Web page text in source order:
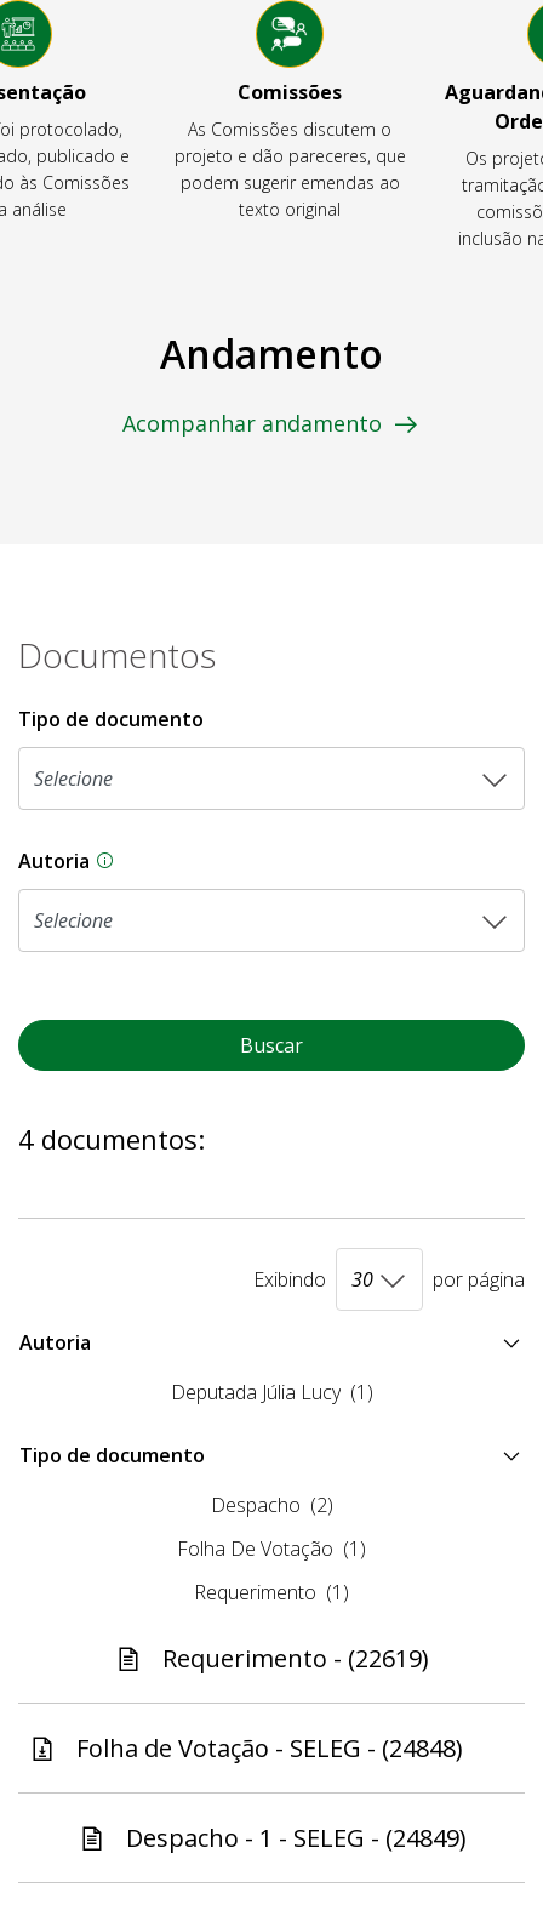
protocolado,
publicado e
às Comissões
análise
Comissões
As Comissões discutem o
projeto e dão pareceres, que
podem sugerir emendas ao
texto original
Os
inclusão
Andamento
Acompanhar andamento
Documentos
Tipo de documento
Autoria As proposições legislativas na CLDF podem
Buscar
4 documentos:
Exibindo por página
Autoria
Deputada Júlia Lucy (1)
Tipo de documento
Despacho (2)
Folha De Votação (1)
Requerimento (1)
Requerimento - (22619)
Folha de Votação - SELEG - (24848)
Despacho - 1 - SELEG - (24849)